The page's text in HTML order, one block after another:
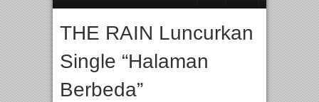
THE RAIN Luncurkan
Single “Halaman
Berbeda”